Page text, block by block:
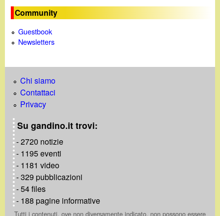
Community
Guestbook
Newsletters
Chi siamo
Contattaci
Privacy
Su gandino.it trovi:
- 2720 notizie
- 1195 eventi
- 1181 video
- 329 pubblicazioni
- 54 files
- 188 pagine informative
Tutti i contenuti, ove non diversamente indicato, non possono essere